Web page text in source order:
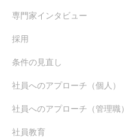
専門家インタビュー
採用
条件の見直し
社員へのアプローチ（個人）
社員へのアプローチ（管理職）
社員教育